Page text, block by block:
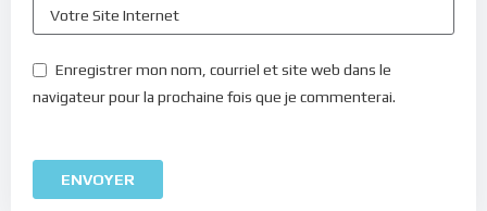
Enregistrer mon nom, courriel et site web dans le
navigateur pour la prochaine fois que je commenterai.